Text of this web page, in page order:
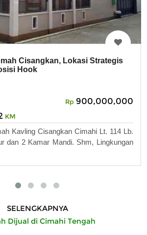
Cisangkan, Lokasi Strategis
Hook
Rp 900,000,000
KM
Kavling Cisangkan Cimahi Lt. 114 Lb.
dan 2 Kamar Mandi. Shm, Lingkungan
SELENGKAPNYA
Dijual di Cimahi Tengah